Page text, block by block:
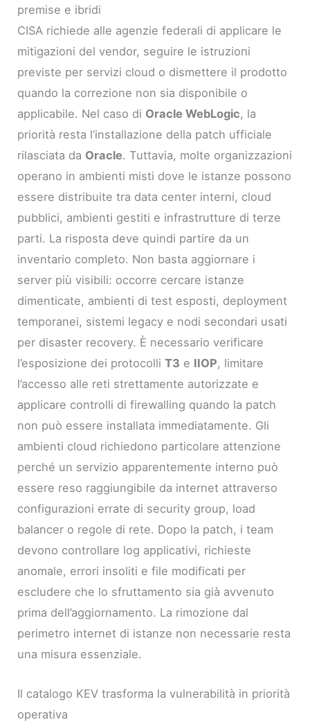
premise e ibridi
CISA richiede alle agenzie federali di applicare le
mitigazioni del vendor, seguire le istruzioni
previste per servizi cloud o dismettere il prodotto
quando la correzione non sia disponibile o
applicabile. Nel caso di Oracle WebLogic, la
priorità resta l’installazione della patch ufficiale
rilasciata da Oracle. Tuttavia, molte organizzazioni
operano in ambienti misti dove le istanze possono
essere distribuite tra data center interni, cloud
pubblici, ambienti gestiti e infrastrutture di terze
parti. La risposta deve quindi partire da un
inventario completo. Non basta aggiornare i
server più visibili: occorre cercare istanze
dimenticate, ambienti di test esposti, deployment
temporanei, sistemi legacy e nodi secondari usati
per disaster recovery. È necessario verificare
l’esposizione dei protocolliT3 e IIOP, limitare
l’accesso alle reti strettamente autorizzate e
applicare controlli di firewalling quando la patch
non può essere installata immediatamente. Gli
ambienti cloud richiedono particolare attenzione
perché un servizio apparentemente interno può
essere reso raggiungibile da internet attraverso
configurazioni errate di security group, load
balancer o regole di rete. Dopo la patch, i team
devono controllare log applicativi, richieste
anomale, errori insoliti e file modificati per
escludere che lo sfruttamento sia già avvenuto
prima dell’aggiornamento. La rimozione dal
perimetro internet di istanze non necessarie resta
una misura essenziale.
Il catalogo KEV trasforma la vulnerabilità in priorità
operativa